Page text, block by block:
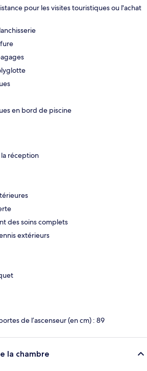
pour les visites touristiques ou l'achat
en bord de piscine
réception
des soins complets
extérieurs
de l’ascenseur (en cm) : 89
la chambre